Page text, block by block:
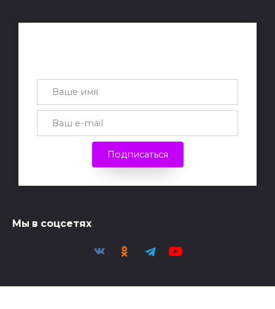
Подписаться
Мы в соцсетях